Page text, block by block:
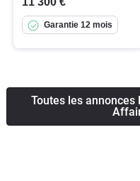
Garantie 12 mois
Toutes les annonces